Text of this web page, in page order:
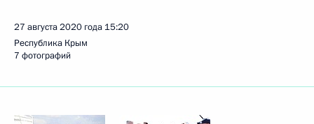
27 августа 2020 года 15:20
Республика Крым
7 фотографий